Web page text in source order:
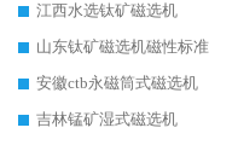
江西水选钛矿磁选机
山东钛矿磁选机磁性标准
安徽ctb永磁筒式磁选机
吉林锰矿湿式磁选机